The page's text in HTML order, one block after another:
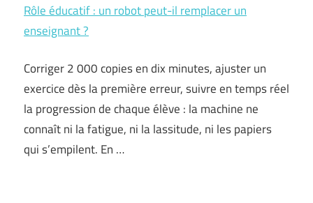
Rôle éducatif : un robot peut-il remplacer un
enseignant ?
Corriger 2 000 copies en dix minutes, ajuster un
exercice dès la première erreur, suivre en temps réel
la progression de chaque élève : la machine ne
connaît ni la fatigue, ni la lassitude, ni les papiers
qui s’empilent. En …